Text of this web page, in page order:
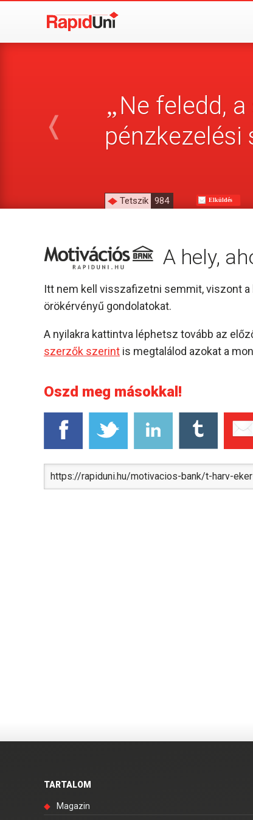
❬
„Ne feledd,
Tetszik 984 Elküldés
A hely,
Itt nem kell visszafizetni semmit, viszont
örökérvényű gondolatokat.
A nyilakra kattintva léphetsz tovább az
szerzők szerint is megtalálod azokat a
Oszd meg másokkal!
TARTALOM
◆
Magazin